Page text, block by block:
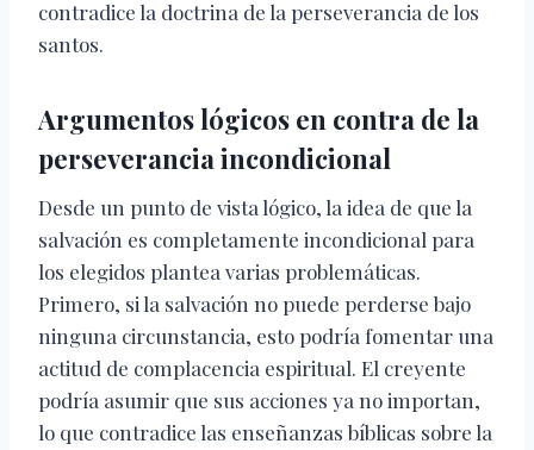
contradice la doctrina de la perseverancia de los
santos.
Argumentos lógicos en contra de la
perseverancia incondicional
Desde un punto de vista lógico, la idea de que la
salvación es completamente incondicional para
los elegidos plantea varias problemáticas.
Primero, si la salvación no puede perderse bajo
ninguna circunstancia, esto podría fomentar una
actitud de complacencia espiritual. El creyente
podría asumir que sus acciones ya no importan,
lo que contradice las enseñanzas bíblicas sobre la